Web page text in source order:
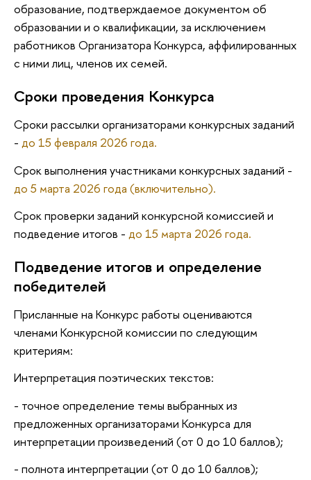
образование, подтверждаемое документом о
образовании и о квалификации, за исключением
работников Организатора Конкурса, аффилированных
с ними лиц, членов их семей.
Сроки проведения Конкурса
Сроки рассылки организаторами конкурсных заданий
- до 15 февраля 2026 года.
Срок выполнения участниками конкурсных заданий -
до 5 марта 2026 года (включительно).
Срок проверки заданий конкурсной комиссией и
подведение итогов - до 15 марта 2026 года.
Подведение итогов и определение
победителей
Присланные на Конкурс работы оцениваются
членами Конкурсной комиссии по следующим
критериям:
Интерпретация поэтических текстов:
- точное определение темы выбранных из
предложенных организаторами Конкурса для
интерпретации произведений (от 0 до 10 баллов);
- полнота интерпретации (от 0 до 10 баллов);